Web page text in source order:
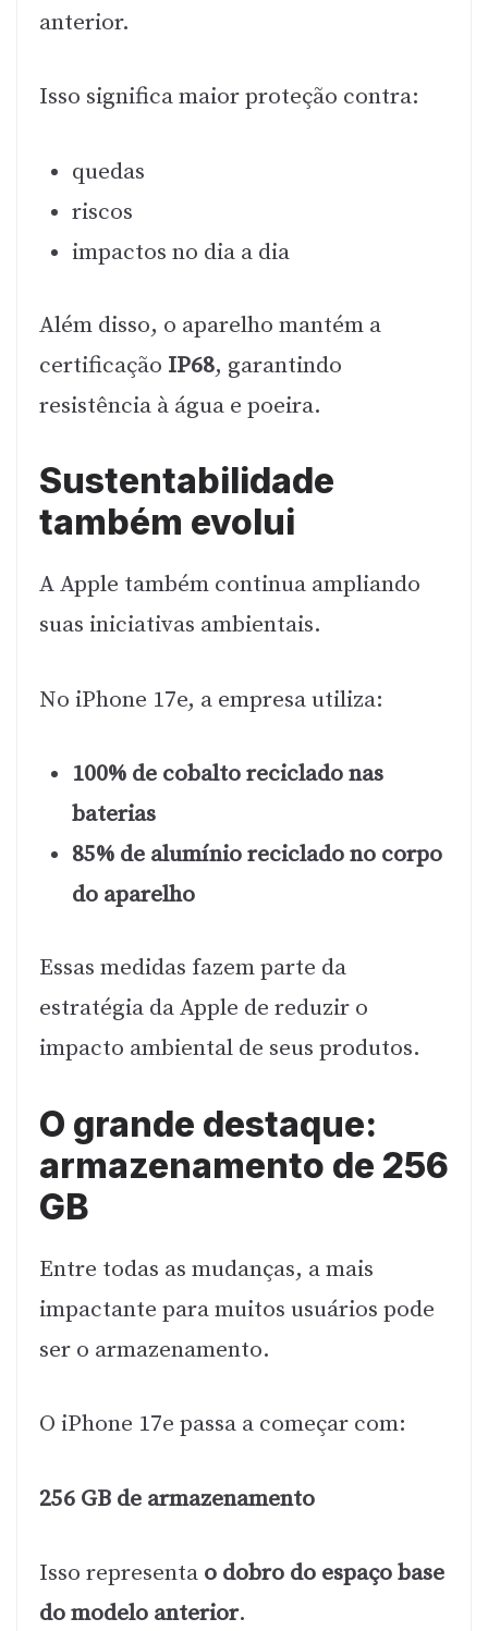
anterior.
Isso significa maior proteção contra:
quedas
riscos
impactos no dia a dia
Além disso, o aparelho mantém a
certificação IP68, garantindo
resistência à água e poeira.
Sustentabilidade
também evolui
A Apple também continua ampliando
suas iniciativas ambientais.
No iPhone 17e, a empresa utiliza:
100% de cobalto reciclado nas
baterias
85% de alumínio reciclado no corpo
do aparelho
Essas medidas fazem parte da
estratégia da Apple de reduzir o
impacto ambiental de seus produtos.
O grande destaque:
armazenamento de 256
GB
Entre todas as mudanças, a mais
impactante para muitos usuários pode
ser o armazenamento.
O iPhone 17e passa a começar com:
256 GB de armazenamento
Isso representa o dobro do espaço base
do modelo anterior.